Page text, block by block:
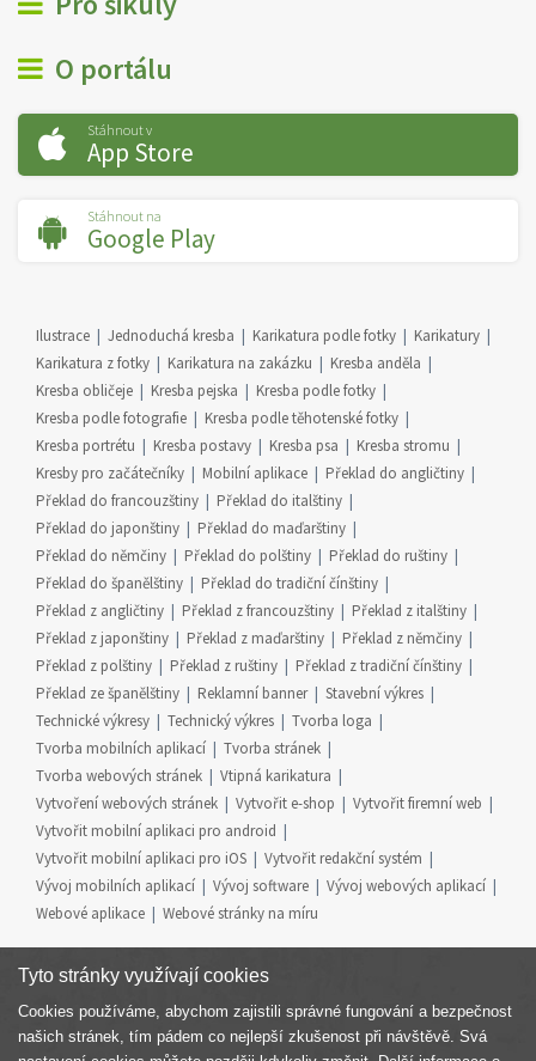
O portálu
Stáhnout v
App Store
Stáhnout na
Google Play
Ilustrace Jednoduchá kresba Karikatura podle fotky
Karikatury
Karikatura z fotky
Karikatura na zakázku
Kresba anděla
Kresba obličeje
Kresba pejska
Kresba podle fotky
Kresba podle fotografie
Kresba podle těhotenské fotky
Kresba portrétu
Kresba postavy Kresba psa
Kresba stromu
Kresby pro začátečníky
Mobilní aplikace
Překlad do angličtiny
Překlad do francouzštiny
Překlad do italštiny
Překlad do japonštiny
Překlad do maďarštiny
Překlad do němčiny
Překlad do polštiny
Překlad do ruštiny
Překlad do španělštiny
Překlad do tradiční čínštiny
Překlad z angličtiny
Překlad z francouzštiny
Překlad z italštiny
Překlad z japonštiny
Překlad z maďarštiny
Překlad z němčiny
Překlad z polštiny
Překlad z ruštiny
Překlad z tradiční čínštiny
Překlad ze španělštiny
Reklamní banner
Stavební výkres
Technické výkresy
Technický výkres
Tvorba loga
Tvorba mobilních aplikací
Tvorba stránek
Tvorba webových stránek
Vtipná karikatura
Vytvoření webových stránek
Vytvořit e-shop
Vytvořit firemní web
Vytvořit mobilní aplikaci pro android
Vytvořit mobilní aplikaci pro iOS
Vytvořit redakční systém
Vývoj mobilních aplikací
Vývoj software
Vývoj webových aplikací
Webové aplikace
Webové stránky na míru
Součást skupiny
Tyto stránky využívají cookies
Cookies používáme, abychom zajistili správné fungování a bezpečnost
našich stránek, tím pádem co nejlepší zkušenost při návštěvě. Svá